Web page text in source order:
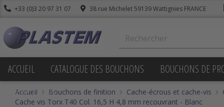
+33 (0)3 20 97 31 07 38 rue Michelet 59139 Wattignies FRANCE
ACCUEIL CATALOGUE DES BOUCHONS
BOUCHONS DE
PROMOTIONS
Accueil Bouchons de finition Cache-écrous et cache-vis
Cache vis Torx T40 Col. 16,5 H 4,8 mm recouvrant - Blanc